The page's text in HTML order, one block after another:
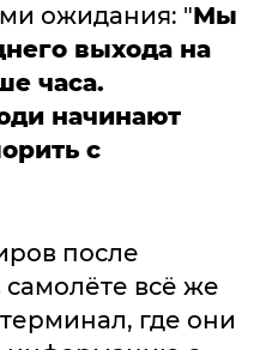
ожидания: "Мы
выхода на
часа.
начинают
с
после
самолёте всё же
где они